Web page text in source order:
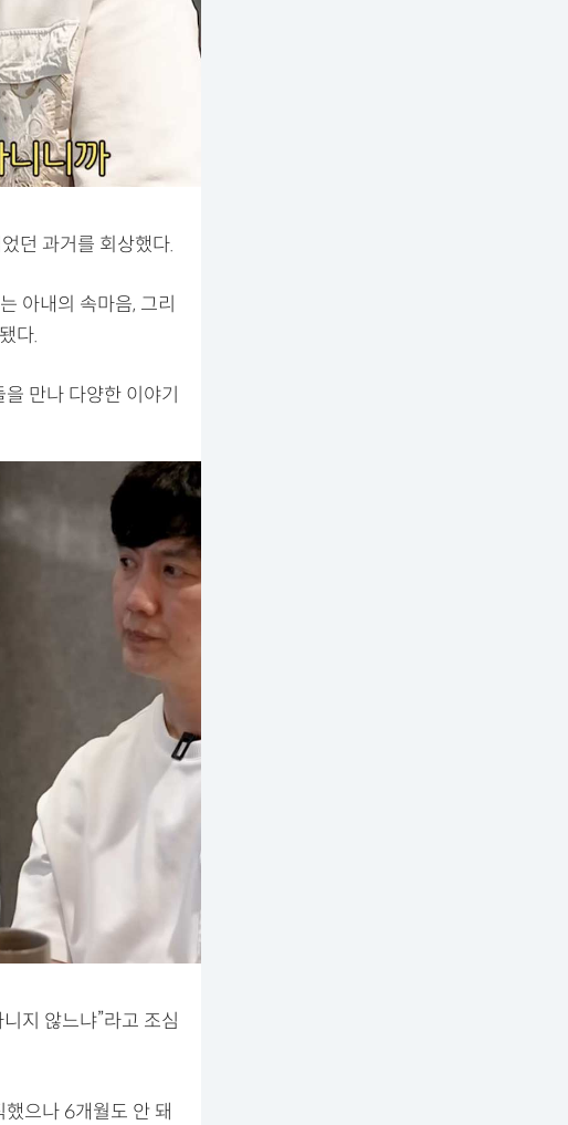
던 과거를 회상했다.
아내의 속마음, 그리
다.
만나 다양한 이야기
지 않느냐”라고 조심
으나 6개월도 안 돼